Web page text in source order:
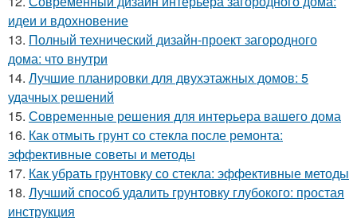
идеи и вдохновение
13. Полный технический дизайн-проект загородного
дома: что внутри
14. Лучшие планировки для двухэтажных домов: 5
удачных решений
15. Современные решения для интерьера вашего дома
16. Как отмыть грунт со стекла после ремонта:
эффективные советы и методы
17. Как убрать грунтовку со стекла: эффективные методы
18. Лучший способ удалить грунтовку глубокого: простая
инструкция